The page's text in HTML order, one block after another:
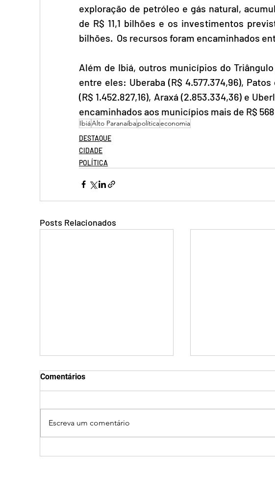
exploração de petróleo e gás natural,
de R$ 11,1 bilhões e os investimentos
bilhões.  Os recursos foram encaminhados
Além de Ibiá, outros municípios do
entre eles: Uberaba (R$ 4.577.374,96),
(R$ 1.452.827,16), Araxá (2.853.334,36) e
encaminhados aos municípios mais de R$
IbiáAlto Paranaíbapolíticaeconomia
DESTAQUE
CIDADE
POLÍTICA
Posts Relacionados
mensagem divina, mas
mineira:
Comentários
Escreva um comentário